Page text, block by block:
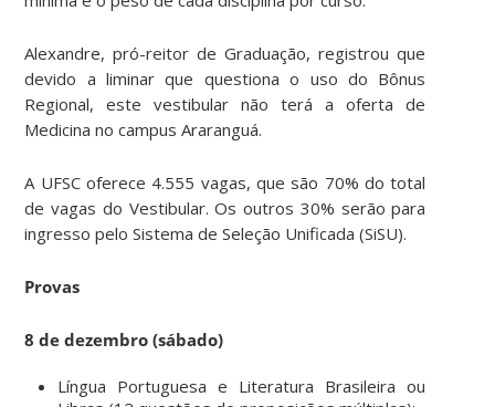
Alexandre, pró-reitor de Graduação, registrou que
devido a liminar que questiona o uso do Bônus
Regional, este vestibular não terá a oferta de
Medicina no campus Araranguá.
A UFSC oferece 4.555 vagas, que são 70% do total
de vagas do Vestibular. Os outros 30% serão para
ingresso pelo Sistema de Seleção Unificada (SiSU).
Provas
8 de dezembro (sábado)
Língua Portuguesa e Literatura Brasileira ou